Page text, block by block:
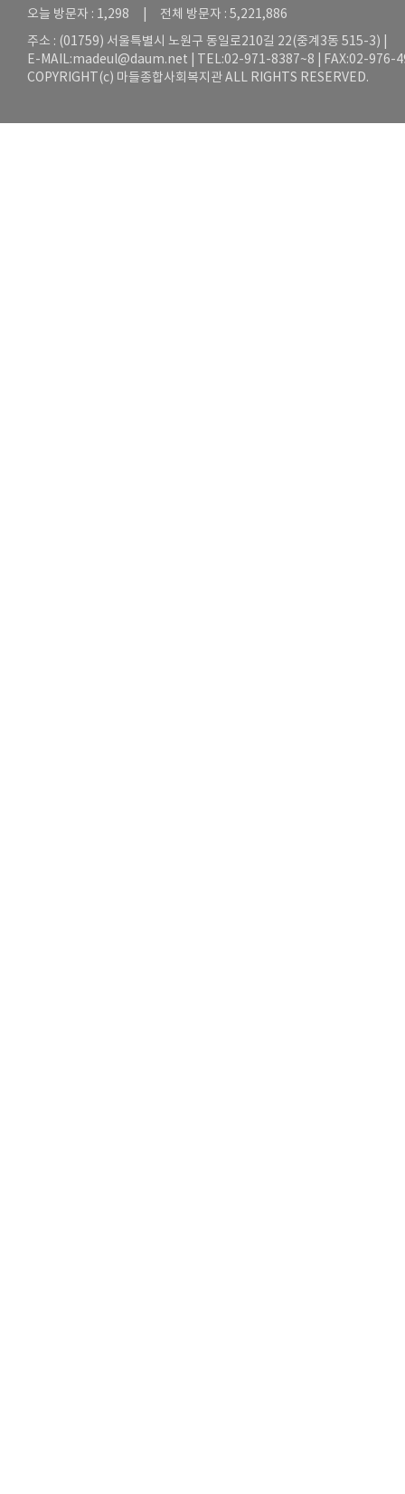
오늘 방문자 : 1,298 | 전체 방문자 : 5,221,886
주소 : (01759) 서울특별시 노원구 동일로210길 22(중계3동 515-3) |
E-MAIL:madeul@daum.net | TEL:02-971-8387~8 | FAX:02-976-
COPYRIGHT(c) 마들종합사회복지관 ALL RIGHTS RESERVED.